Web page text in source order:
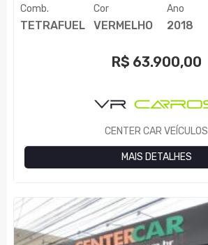
Comb.
TETRAFUEL
Cor
VERMELHO
Ano
2018
R$ 63.900,00
CENTER CAR VEÍCULOS
MAIS DETALHES